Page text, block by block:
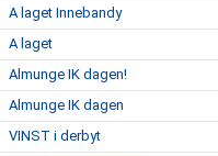
A laget Innebandy
A laget
Almunge IK dagen!
Almunge IK dagen
VINST i derbyt